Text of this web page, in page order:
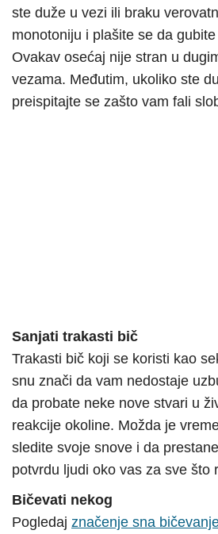
ste duže u vezi ili braku
monotoniju i plašite se da
Ovakav osećaj nije stran u
vezama. Međutim, ukoliko ste
preispitajte se zašto vam fali
Sanjati trakasti bič
Trakasti bič koji se koristi kao
snu znači da vam nedostaje
da probate neke nove stvari u
reakcije okoline. Možda je
sledite svoje snove i da
potvrdu ljudi oko vas za sve što
Bičevati nekog
Pogledaj značenje sna